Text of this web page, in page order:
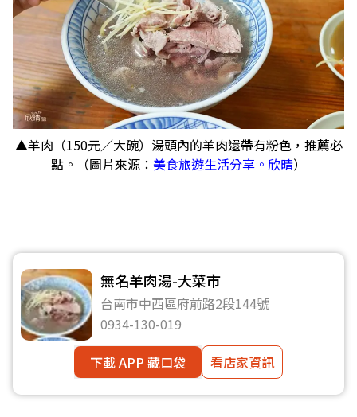
▲羊肉（150元／大碗）湯頭內的羊肉還帶有粉色，推薦必
點。（圖片來源： 美食旅遊生活分享。欣晴）
無名羊肉湯-大菜市
台南市中西區府前路2段144號
0934-130-019
下載 APP 藏口袋
看店家資訊